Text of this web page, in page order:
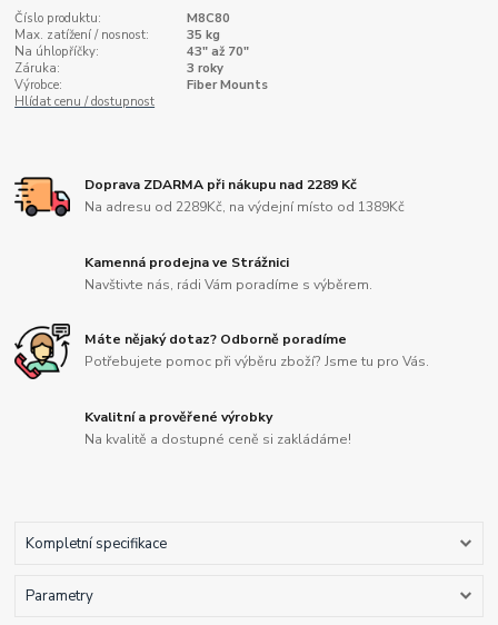
Číslo produktu:
M8C80
Max. zatížení / nosnost:
35 kg
Na úhlopříčky:
43" až 70"
Záruka:
3 roky
Výrobce:
Fiber Mounts
Hlídat cenu / dostupnost
Doprava ZDARMA při nákupu nad 2289 Kč
Na adresu od 2289Kč, na výdejní místo od 1389Kč
Kamenná prodejna ve Strážnici
Navštivte nás, rádi Vám poradíme s výběrem.
Máte nějaký dotaz? Odborně poradíme
Potřebujete pomoc při výběru zboží? Jsme tu pro Vás.
Kvalitní a prověřené výrobky
Na kvalitě a dostupné ceně si zakládáme!
Kompletní specifikace
Parametry